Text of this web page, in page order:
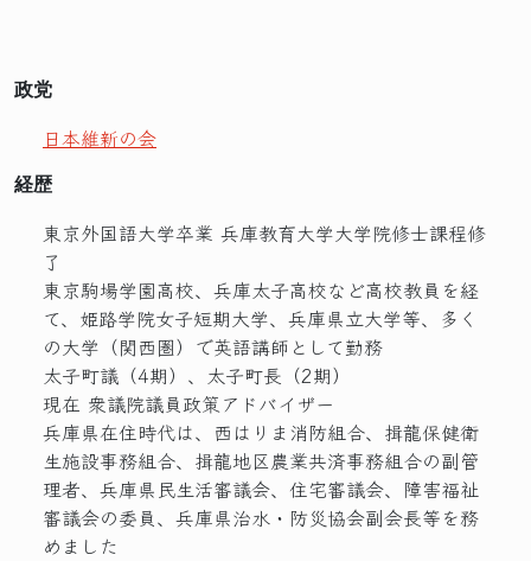
政党
日本維新の会
経歴
東京外国語大学卒業 兵庫教育大学大学院修士課程修
了
東京駒場学園高校、兵庫太子高校など高校教員を経
て、姫路学院女子短期大学、兵庫県立大学等、多く
の大学（関西圏）で英語講師として勤務
太子町議（4期）、太子町長（2期）
現在 衆議院議員政策アドバイザー
兵庫県在住時代は、西はりま消防組合、揖龍保健衛
生施設事務組合、揖龍地区農業共済事務組合の副管
理者、兵庫県民生活審議会、住宅審議会、障害福祉
審議会の委員、兵庫県治水・防災協会副会長等を務
めました